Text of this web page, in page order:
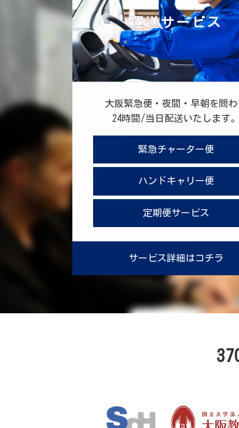
運送サービス
大阪緊急便・夜間・早朝を問わ
24時間/当日配送いたします。
緊急チャーター便
ハンドキャリー便
定期便サービス
サービス詳細はコチラ